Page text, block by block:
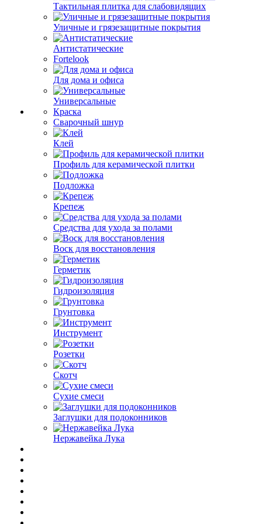
Тактильная плитка для слабовидящих
Уличные и грязезащитные покрытия
Антистатические
Fortelook
Для дома и офиса
Универсальные
Краска
Сварочный шнур
Клей
Профиль для керамической плитки
Подложка
Крепеж
Средства для ухода за полами
Воск для восстановления
Герметик
Гидроизоляция
Грунтовка
Инструмент
Розетки
Скотч
Сухие смеси
Заглушки для подоконников
Нержавейка Лука